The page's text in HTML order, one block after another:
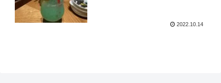
2022.10.14